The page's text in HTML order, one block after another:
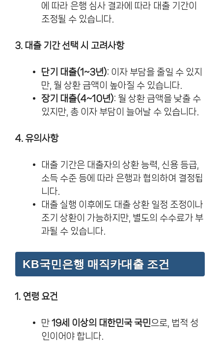
에 따라 은행 심사 결과에 따라 대출 기간이
조정될 수 있습니다.
3. 대출 기간 선택 시 고려사항
단기 대출(1~3년): 이자 부담을 줄일 수 있지
만, 월 상환 금액이 높아질 수 있습니다.
장기 대출(4~10년): 월 상환 금액을 낮출 수
있지만, 총 이자 부담이 늘어날 수 있습니다.
4. 유의사항
대출 기간은 대출자의 상환 능력, 신용 등급,
소득 수준 등에 따라 은행과 협의하여 결정됩
니다.
대출 실행 이후에도 대출 상환 일정 조정이나
조기 상환이 가능하지만, 별도의 수수료가 부
과될 수 있습니다.
KB국민은행 매직카대출 조건
1. 연령 요건
만 19세 이상의 대한민국 국민으로, 법적 성
인이어야 합니다.